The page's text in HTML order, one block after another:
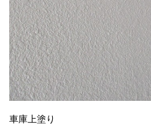
車庫上塗り